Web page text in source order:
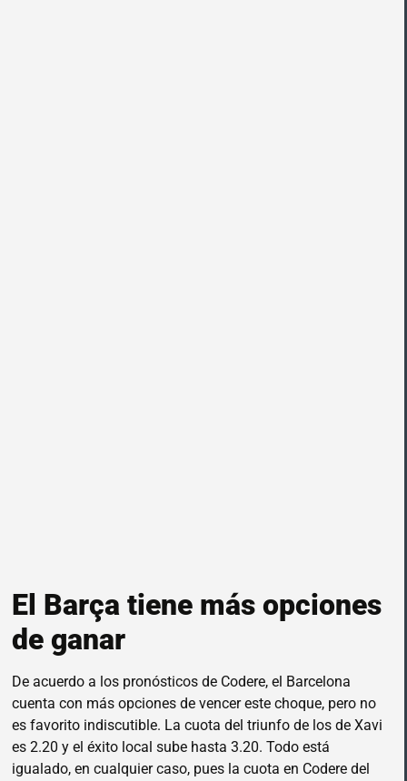
El Barça tiene más opciones
de ganar
De acuerdo a los pronósticos de Codere, el Barcelona
cuenta con más opciones de vencer este choque, pero no
es favorito indiscutible. La cuota del triunfo de los de Xavi
es 2.20 y el éxito local sube hasta 3.20. Todo está
igualado, en cualquier caso, pues la cuota en Codere del